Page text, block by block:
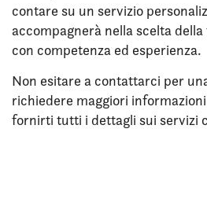
contare su un servizio
accompagnerà nella scelta
con competenza ed esperienza.
Non esitare a contattarci per
richiedere maggiori
fornirti tutti i dettagli sui servizi